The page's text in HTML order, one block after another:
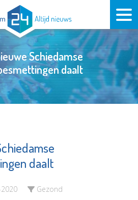
Schiedamse
daalt
daalt
Gezond